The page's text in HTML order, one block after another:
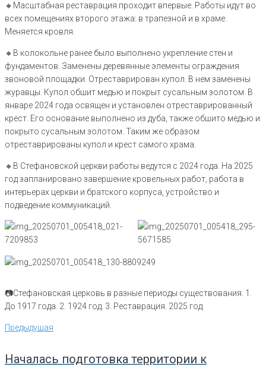
🔸Масштабная реставрация проходит впервые. Работы идут во
всех помещениях второго этажа: в трапезной и в храме.
Меняется кровля.
🔸В колокольне ранее было выполнено укрепление стен и
фундаментов. Заменены деревянные элементы ограждения
звоновой площадки. Отреставрирован купол. В нем заменены
журавцы. Купол обшит медью и покрыт сусальным золотом. В
январе 2024 года освящен и установлен отреставрированный
крест. Его основание выполнено из дуба, также обшито медью и
покрыто сусальным золотом. Таким же образом
отреставрированы купол и крест самого храма.
🔸️В Стефановской церкви работы ведутся с 2024 года. На 2025
год запланировано завершение кровельных работ, работа в
интерьерах церкви и братского корпуса, устройство и
подведение коммуникаций.
📷Стефановская церковь в разные периоды существования. 1.
До 1917 года. 2. 1924 год. 3. Реставрация. 2025 год.
Навигация
по
Предыдущая
Предыдущая
Началась подготовка территории к